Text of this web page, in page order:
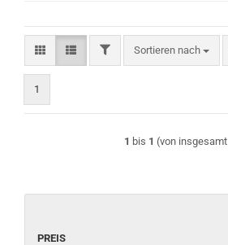
FILTERSortieren nach
Sortieren nach
1
1 bis 1 (von insgesamt
PREIS
PREIS